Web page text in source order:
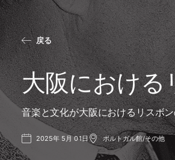
戻る
大阪における
音楽と文化が大阪におけるリスボ
2025年 5月 01日 ポルトガル館/その他